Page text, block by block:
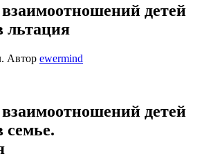
детей
льтация
Автор ewermind
детей
семье.